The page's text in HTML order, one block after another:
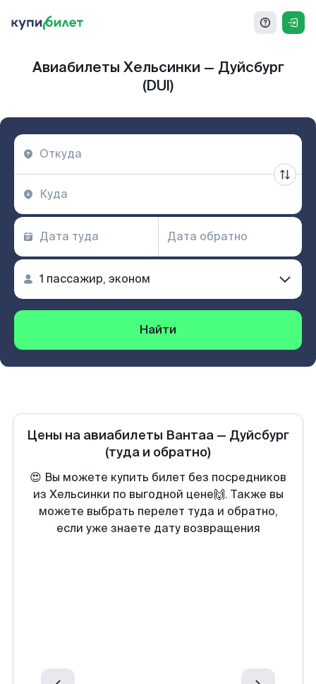
Авиабилеты Хельсинки — Дуйсбург
(DUI)
Найти
Цены на авиабилеты Вантаа — Дуйсбург
(туда и обратно)
😍 Вы можете купить билет без посредников
из Хельсинки по выгодной цене🙌. Также вы
можете выбрать перелет туда и обратно,
если уже знаете дату возвращения